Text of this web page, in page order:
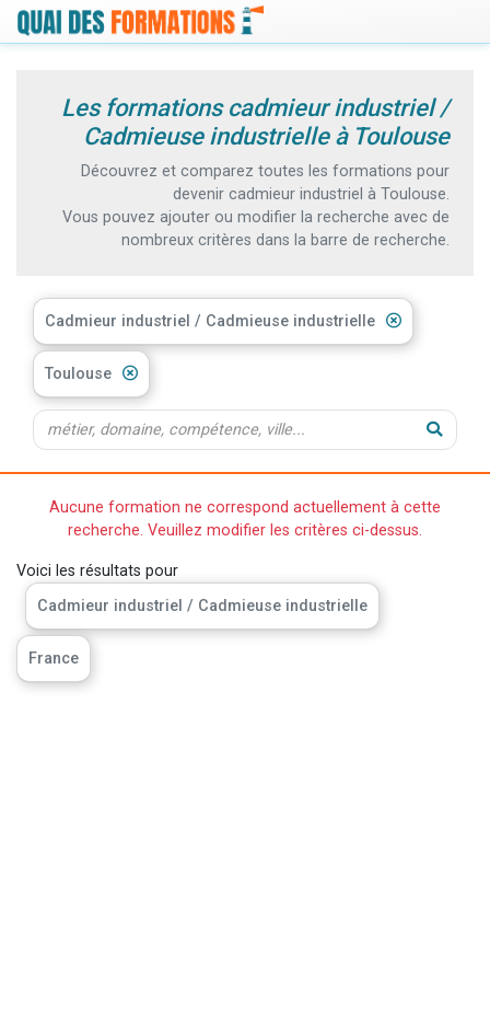
Les formations cadmieur industriel /
Cadmieuse industrielle à Toulouse
Découvrez et comparez toutes les formations pour
devenir cadmieur industriel à Toulouse.
Vous pouvez ajouter ou modifier la recherche avec de
nombreux critères dans la barre de recherche.
Cadmieur industriel / Cadmieuse industrielle
Toulouse
Aucune formation ne correspond actuellement à cette
recherche. Veuillez modifier les critères ci-dessus.
Voici les résultats pour
Cadmieur industriel / Cadmieuse industrielle
France